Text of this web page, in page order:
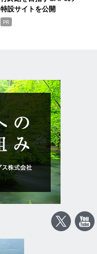
特設サイトを公開
PR